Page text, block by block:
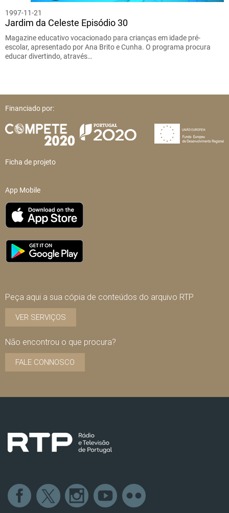
1997-11-21
Jardim da Celeste Episódio 30
Magazine educativo vocacionado para crianças em idade pré-
escolar, apresentado por Ana Brito e Cunha. O programa procura
educar divertindo, através…
Financiado por:
Ficha de projeto
App Mobile
Peça aqui a sua cópia de conteúdos do arquivo RTP
VER SERVIÇOS
Não encontrou o que procura?
FALE CONNOSCO